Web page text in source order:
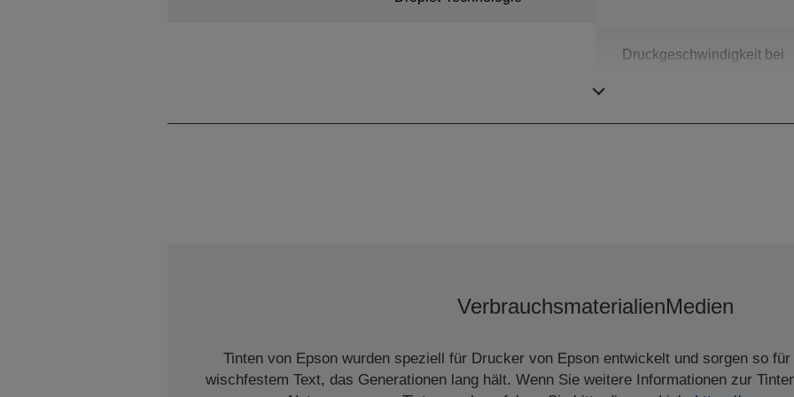
Druckgeschwindigkeit bei
VerbrauchsmaterialienMedien
Tinten von Epson wurden speziell für Drucker von Epson entwickelt und sorgen so
wischfestem Text, das Generationen lang hält. Wenn Sie weitere Informationen zur